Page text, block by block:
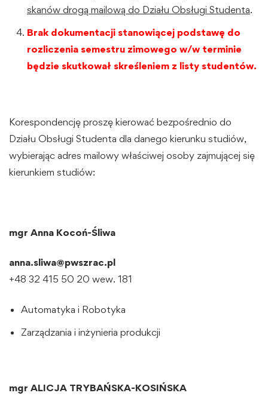
skanów drogą mailową do Działu Obsługi Studenta.
Brak dokumentacji stanowiącej podstawę do
rozliczenia semestru zimowego w/w terminie
będzie skutkował skreśleniem z listy studentów.
Korespondencję proszę kierować bezpośrednio do
Działu Obsługi Studenta dla danego kierunku studiów,
wybierając adres mailowy właściwej osoby zajmującej się
kierunkiem studiów:
mgr Anna Kocoń-Śliwa
anna.sliwa@pwszrac.pl
+48 32 415 50 20 wew. 181
Automatyka i Robotyka
Zarządzania i inżynieria produkcji
mgr ALICJA TRYBAŃSKA-KOSIŃSKA